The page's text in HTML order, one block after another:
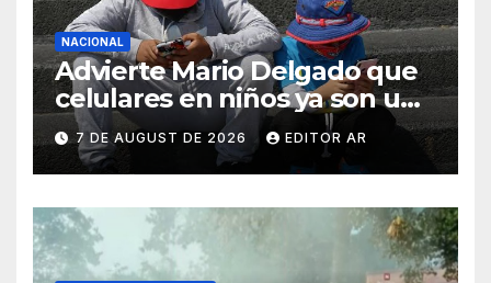
NACIONAL
Advierte Mario Delgado que
celulares en niños ya son un
problema de salud pública
7 DE AUGUST DE 2026 EDITOR AR